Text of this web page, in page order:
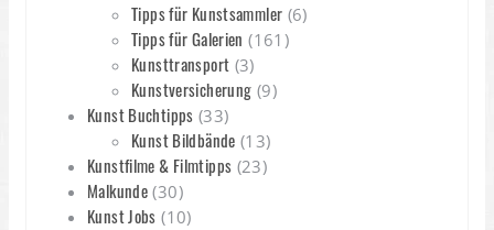
Tipps für Kunstsammler (6)
Tipps für Galerien (161)
Kunsttransport (3)
Kunstversicherung (9)
Kunst Buchtipps (33)
Kunst Bildbände (13)
Kunstfilme & Filmtipps (23)
Malkunde (30)
Kunst Jobs (10)